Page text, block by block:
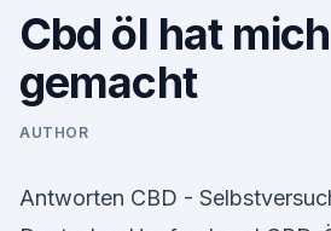
Cbd öl hat
gemacht
AUTHOR
Antworten CBD -